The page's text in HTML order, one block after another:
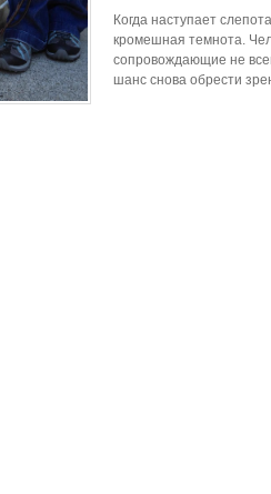
Когда наступает
кромешная темнота.
сопровождающие не
шанс снова обрести